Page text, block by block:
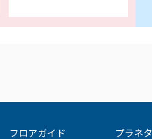
フロアガイド プラネ